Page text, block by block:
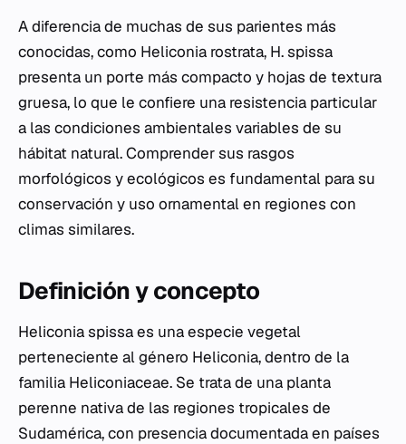
A diferencia de muchas de sus parientes más
conocidas, como Heliconia rostrata, H. spissa
presenta un porte más compacto y hojas de textura
gruesa, lo que le confiere una resistencia particular
a las condiciones ambientales variables de su
hábitat natural. Comprender sus rasgos
morfológicos y ecológicos es fundamental para su
conservación y uso ornamental en regiones con
climas similares.
Definición y concepto
Heliconia spissaes una especie vegetal
perteneciente al género Heliconia, dentro de la
familia Heliconiaceae. Se trata de una planta
perenne nativa de las regiones tropicales de
Sudamérica, con presencia documentada en países